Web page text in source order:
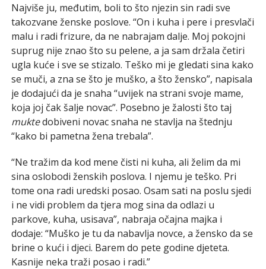
Najviše ju, međutim, boli to što njezin sin radi sve
takozvane ženske poslove. “On i kuha i pere i presvlači
malu i radi frizure, da ne nabrajam dalje. Moj pokojni
suprug nije znao što su pelene, a ja sam držala četiri
ugla kuće i sve se stizalo. Teško mi je gledati sina kako
se muči, a zna se što je muško, a što žensko”, napisala
je dodajući da je snaha “uvijek na strani svoje mame,
koja joj čak šalje novac”. Posebno je žalosti što taj
muktedobiveni novac snaha ne stavlja na štednju
“kako bi pametna žena trebala”.
“Ne tražim da kod mene čisti ni kuha, ali želim da mi
sina oslobodi ženskih poslova. I njemu je teško. Pri
tome ona radi uredski posao. Osam sati na poslu sjedi
i ne vidi problem da tjera mog sina da odlazi u
parkove, kuha, usisava”, nabraja očajna majka i
dodaje: “Muško je tu da nabavlja novce, a žensko da se
brine o kući i djeci. Barem do pete godine djeteta.
Kasnije neka traži posao i radi.”